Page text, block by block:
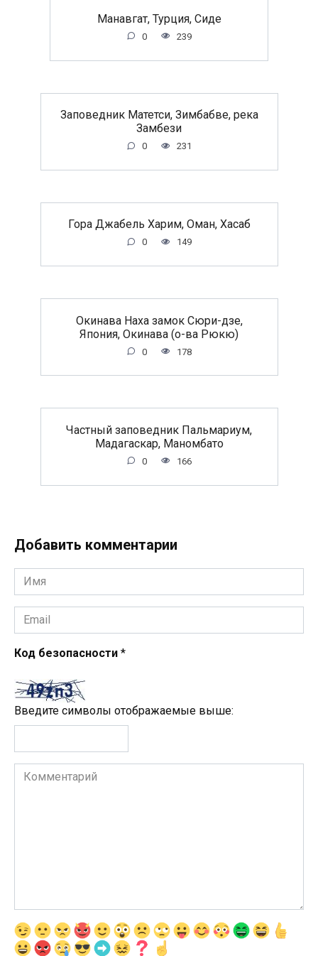
Манавгат, Турция, Сиде
0 239
Заповедник Матетси, Зимбабве, река
Замбези
0 231
Гора Джабель Харим, Оман, Хасаб
0 149
Окинава Наха замок Сюри-дзе,
Япония, Окинава (о-ва Рюкю)
0 178
Частный заповедник Пальмариум,
Мадагаскар, Маномбато
0 166
Добавить комментарии
Имя
*
Email
*
Код безопасности *
Введите символы отображаемые выше:
Комментарий